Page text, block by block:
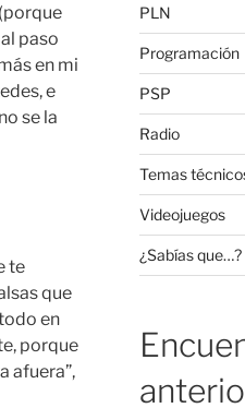
paso
en mi
e
se la
te
que
en
porque
afuera”,
PLN
Programación
PSP
Radio
Temas
Videojuegos
¿Sabías que…?